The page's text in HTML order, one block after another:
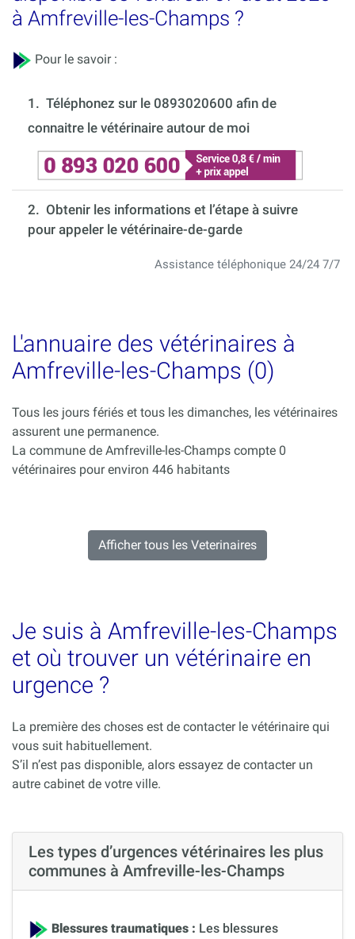
à Amfreville-les-Champs ?
Pour le savoir :
1. Téléphonez sur le 0893020600 afin de
connaitre le vétérinaire autour de moi
2. Obtenir les informations et l’étape à suivre
pour appeler le vétérinaire-de-garde
Assistance téléphonique 24/24 7/7
L'annuaire des vétérinaires à
Amfreville-les-Champs (0)
Tous les jours fériés et tous les dimanches, les vétérinaires
assurent une permanence.
La commune de Amfreville-les-Champs compte 0
vétérinaires pour environ 446 habitants
Afficher tous les Veterinaires
Je suis à Amfreville-les-Champs
et où trouver un vétérinaire en
urgence ?
La première des choses est de contacter le vétérinaire qui
vous suit habituellement.
S’il n’est pas disponible, alors essayez de contacter un
autre cabinet de votre ville.
Les types d’urgences vétérinaires les plus
communes à Amfreville-les-Champs
Blessures traumatiques : Les blessures